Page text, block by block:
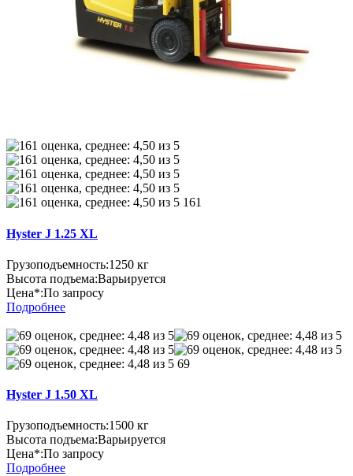
161
Hyster J 1.25 XL
Грузоподъемность:1250 кг
Высота подъема:Варьируется
Цена*:По запросу
Подробнее
69
Hyster J 1.50 XL
Грузоподъемность:1500 кг
Высота подъема:Варьируется
Цена*:По запросу
Подробнее